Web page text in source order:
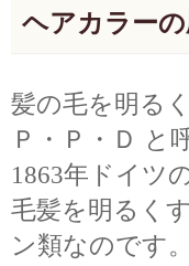
ヘアカラー
髪の毛を明る
Ｐ・Ｐ・Ｄ と
1863年ドイツ
毛髪を明るく
ン類なのです。